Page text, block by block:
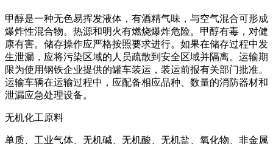
甲醇是一种无色易挥发液体，有酒精气味，与空气混合可形成
爆炸性混合物。热源和明火有燃烧爆炸危险。甲醇有毒，对健
康有害。储存操作应严格按照要求进行。如果在储存过程中发
生泄漏，应将污染区域的人员疏散到安全区域并隔离。运输期
限为使用钢铁企业提供的罐车装运，装运前报有关部门批准。
运输车辆在运输过程中，应配备相应品种、数量的消防器材和
泄漏应急处理设备。
无机化工原料
单质、工业气体、无机碱、无机酸、无机盐、氧化物、非金属